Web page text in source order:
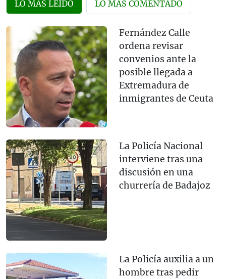
LO MÁS LEÍDO LO MÁS COMENTADO
Fernández Calle
ordena revisar
convenios ante la
posible llegada a
Extremadura de
inmigrantes de Ceuta
La Policía Nacional
interviene tras una
discusión en una
churrería de Badajoz
La Policía auxilia a un
hombre tras pedir